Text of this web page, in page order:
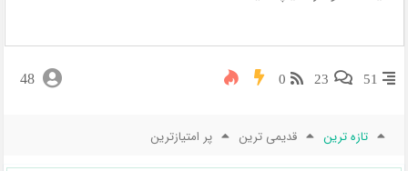
51
23
0
48
تازه ترین قدیمی ترین پر امتیازترین